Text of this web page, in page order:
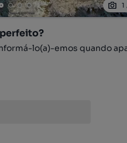
1
lo(a)-emos quando